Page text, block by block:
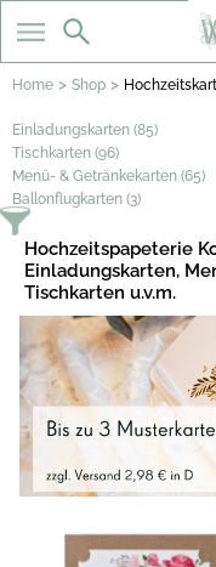
Home > Shop >
Einladungskarten (85)
Tischkarten (96)
Menü- & Getränkekarten (65)
Ballonflugkarten (3)
Hochzeitspapeterie
Einladungskarten,
Tischkarten u.v.m.